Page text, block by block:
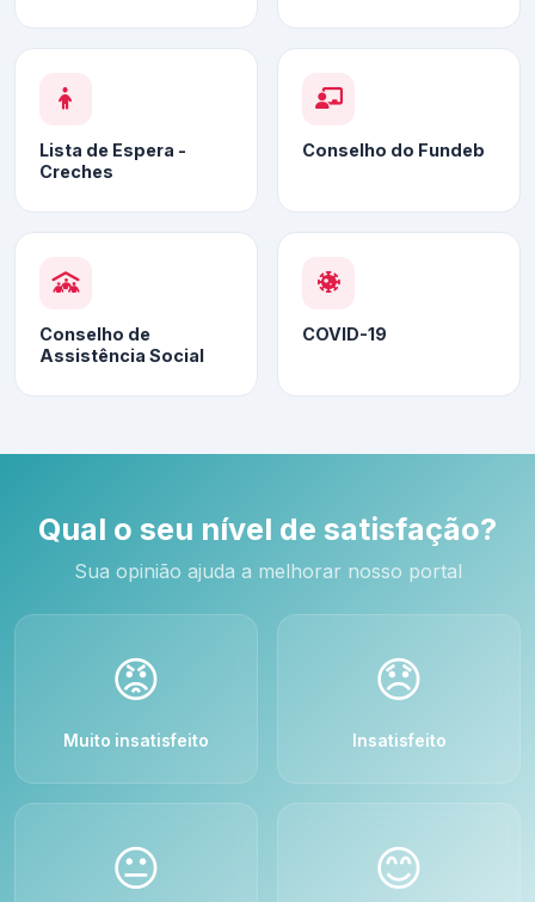
Lista de Espera -
Creches
Conselho do Fundeb
Conselho de
Assistência Social
COVID-19
Qual o seu nível de satisfação?
Sua opinião ajuda a melhorar nosso portal
😡
Muito insatisfeito
😞
Insatisfeito
😐 😊